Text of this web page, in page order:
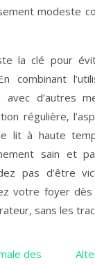
modeste
la clé pour
combinant
avec d’autres
régulière,
lit à haute
sain et
pas d’être
votre foyer dès
sans les
des